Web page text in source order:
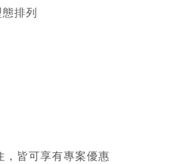
排列
皆可享有專案優惠